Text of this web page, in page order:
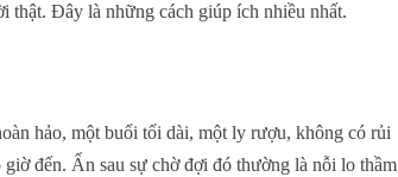
thật. Đây là những cách giúp ích nhiều nhất.
hảo, một buổi tối dài, một ly rượu, không có rủi
đến. Ẩn sau sự chờ đợi đó thường là nỗi lo thầm